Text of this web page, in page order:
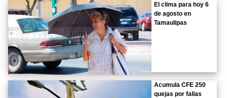
El clima para hoy 6
de agosto en
Tamaulipas
Acumula CFE 250
quejas por fallas